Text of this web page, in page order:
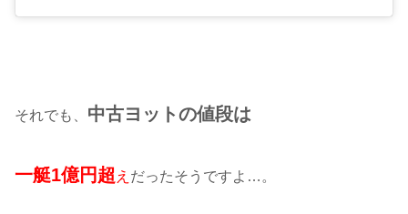
それでも、 中古ヨットの値段は
一艇1億円超 え だったそうですよ…。